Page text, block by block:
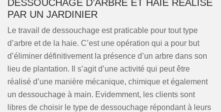
DESSOUCHAGE D’ARBRE ET HAIE RÉALISÉ
PAR UN JARDINIER
Le travail de dessouchage est praticable pour tout type
d’arbre et de la haie. C’est une opération qui a pour but
d’éliminer définitivement la présence d’un arbre dans son
lieu de plantation. Il s’agit d’une activité qui peut être
réalisé d’une manière mécanique, chimique et également
un dessouchage à main. Evidemment, les clients sont
libres de choisir le type de dessouchage répondant à leurs